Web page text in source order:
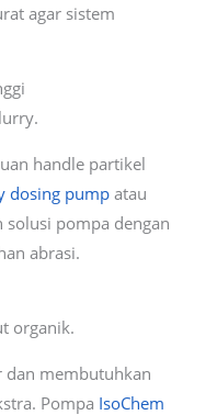
agar sistem
handle partikel
dosing pumpatau
pompa dengan
abrasi.
organik.
dan membutuhkan
Pompa IsoChem